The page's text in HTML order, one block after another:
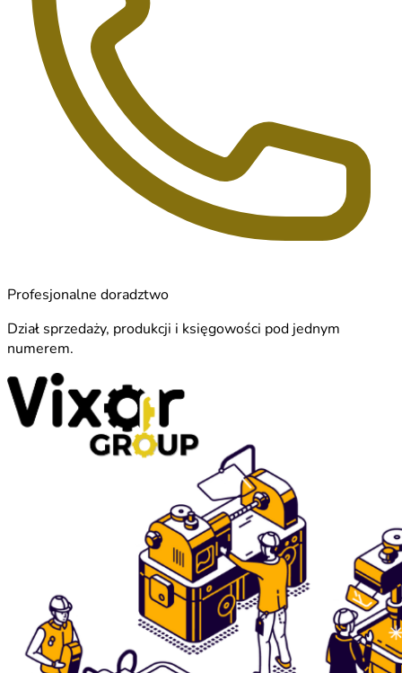
Profesjonalne doradztwo
Dział sprzedaży, produkcji i księgowości pod jednym
numerem.